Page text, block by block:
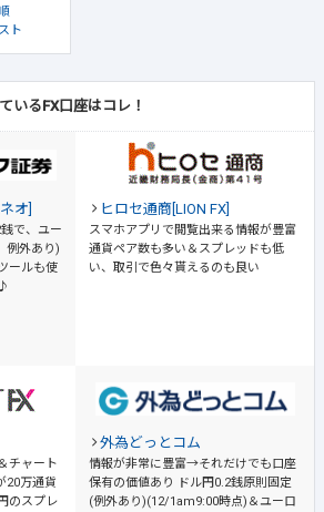
ト
いるFX口座はコレ！
オ]
で、ユー
例外あり)
ールも使
ヒロセ通商[LION FX]
スマホアプリで閲覧出来る情報が豊富
通貨ペア数も多い＆スプレッドも低
い、取引で色々貰えるのも良い
チャート
20万通貨
のスプレ
外為どっとコム
情報が非常に豊富→それだけでも口座
保有の価値あり
ドル円0.2銭原則固定
(例外あり)(12/1am9:00時点)＆ユーロ